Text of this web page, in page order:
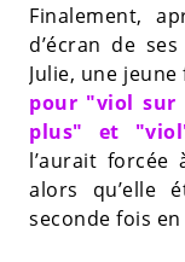
Finalement,
d’écran de
Julie, une
pour "viol sur
plus" et
l’aurait
alors qu’elle
seconde fois en